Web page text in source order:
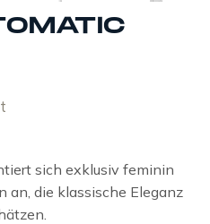
sich exklusiv feminin
an, die klassische Eleganz